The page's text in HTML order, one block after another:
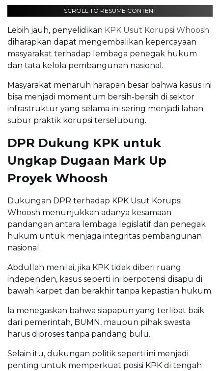
SCROLL TO RESUME CONTENT
Lebih jauh, penyelidikan KPK Usut Korupsi Whoosh
diharapkan dapat mengembalikan kepercayaan
masyarakat terhadap lembaga penegak hukum
dan tata kelola pembangunan nasional.
Masyarakat menaruh harapan besar bahwa kasus ini
bisa menjadi momentum bersih-bersih di sektor
infrastruktur yang selama ini sering menjadi lahan
subur praktik korupsi terselubung.
DPR Dukung KPK untuk
Ungkap Dugaan Mark Up
Proyek Whoosh
Dukungan DPR terhadap KPK Usut Korupsi
Whoosh menunjukkan adanya kesamaan
pandangan antara lembaga legislatif dan penegak
hukum untuk menjaga integritas pembangunan
nasional.
Abdullah menilai, jika KPK tidak diberi ruang
independen, kasus seperti ini berpotensi disapu di
bawah karpet dan berakhir tanpa kepastian hukum.
Ia menegaskan bahwa siapapun yang terlibat baik
dari pemerintah, BUMN, maupun pihak swasta
harus diproses tanpa pandang bulu.
Selain itu, dukungan politik seperti ini menjadi
penting untuk memperkuat posisi KPK di tengah